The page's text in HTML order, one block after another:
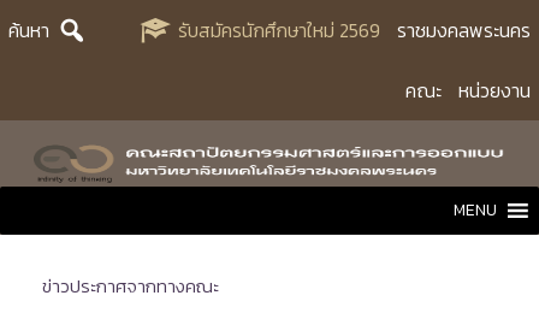
Skipค้นหา รับสมัครนักศึกษาใหม่ 2569 ราชมงคลพระนคร
คณะ หน่วยงาน
MENU
ข่าวประกาศจากทางคณะ